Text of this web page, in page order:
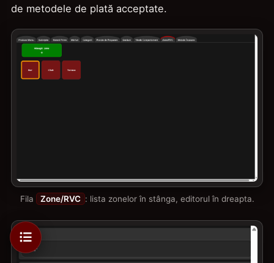
de metodele de plată acceptate.
Fila Zone/RVC : lista zonelor în stânga, editorul în dreapta.